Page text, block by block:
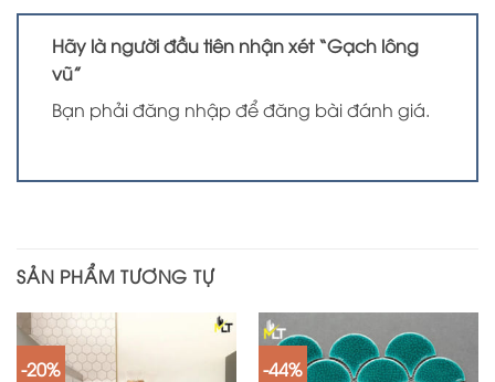
Hãy là người đầu tiên nhận xét “Gạch lông
vũ”
Bạn phảiđăng nhậpđể đăng bài đánh giá.
SẢN PHẨM TƯƠNG TỰ
-20% -44%